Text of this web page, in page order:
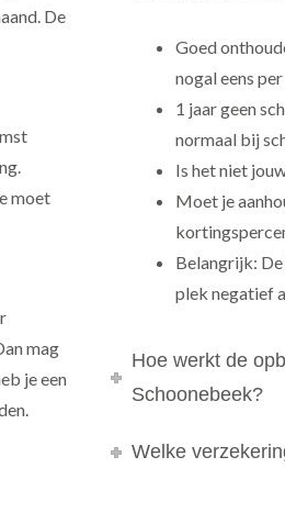
De
moet
mag
je een
Goed
nogal eens
1 jaar geen
normaal bij
Is het niet
Moet je
Belangrijk:
plek negatief
Hoe werkt de
Schoonebeek?
Welke